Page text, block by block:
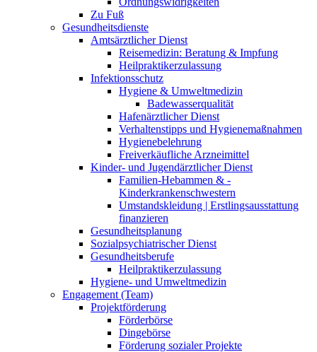
Zu Fuß
Gesundheitsdienste
Amtsärztlicher Dienst
Reisemedizin: Beratung & Impfung
Heilpraktikerzulassung
Infektionsschutz
Hygiene & Umweltmedizin
Badewasserqualität
Hafenärztlicher Dienst
Verhaltenstipps und Hygienemaßnahmen
Hygienebelehrung
Freiverkäufliche Arzneimittel
Kinder- und Jugendärztlicher Dienst
Familien-Hebammen & -
Kinderkrankenschwestern
Umstandskleidung | Erstlingsausstattung
finanzieren
Gesundheitsplanung
Sozialpsychiatrischer Dienst
Gesundheitsberufe
Heilpraktikerzulassung
Hygiene- und Umweltmedizin
Engagement (Team)
Projektförderung
Förderbörse
Dingebörse
Förderung sozialer Projekte